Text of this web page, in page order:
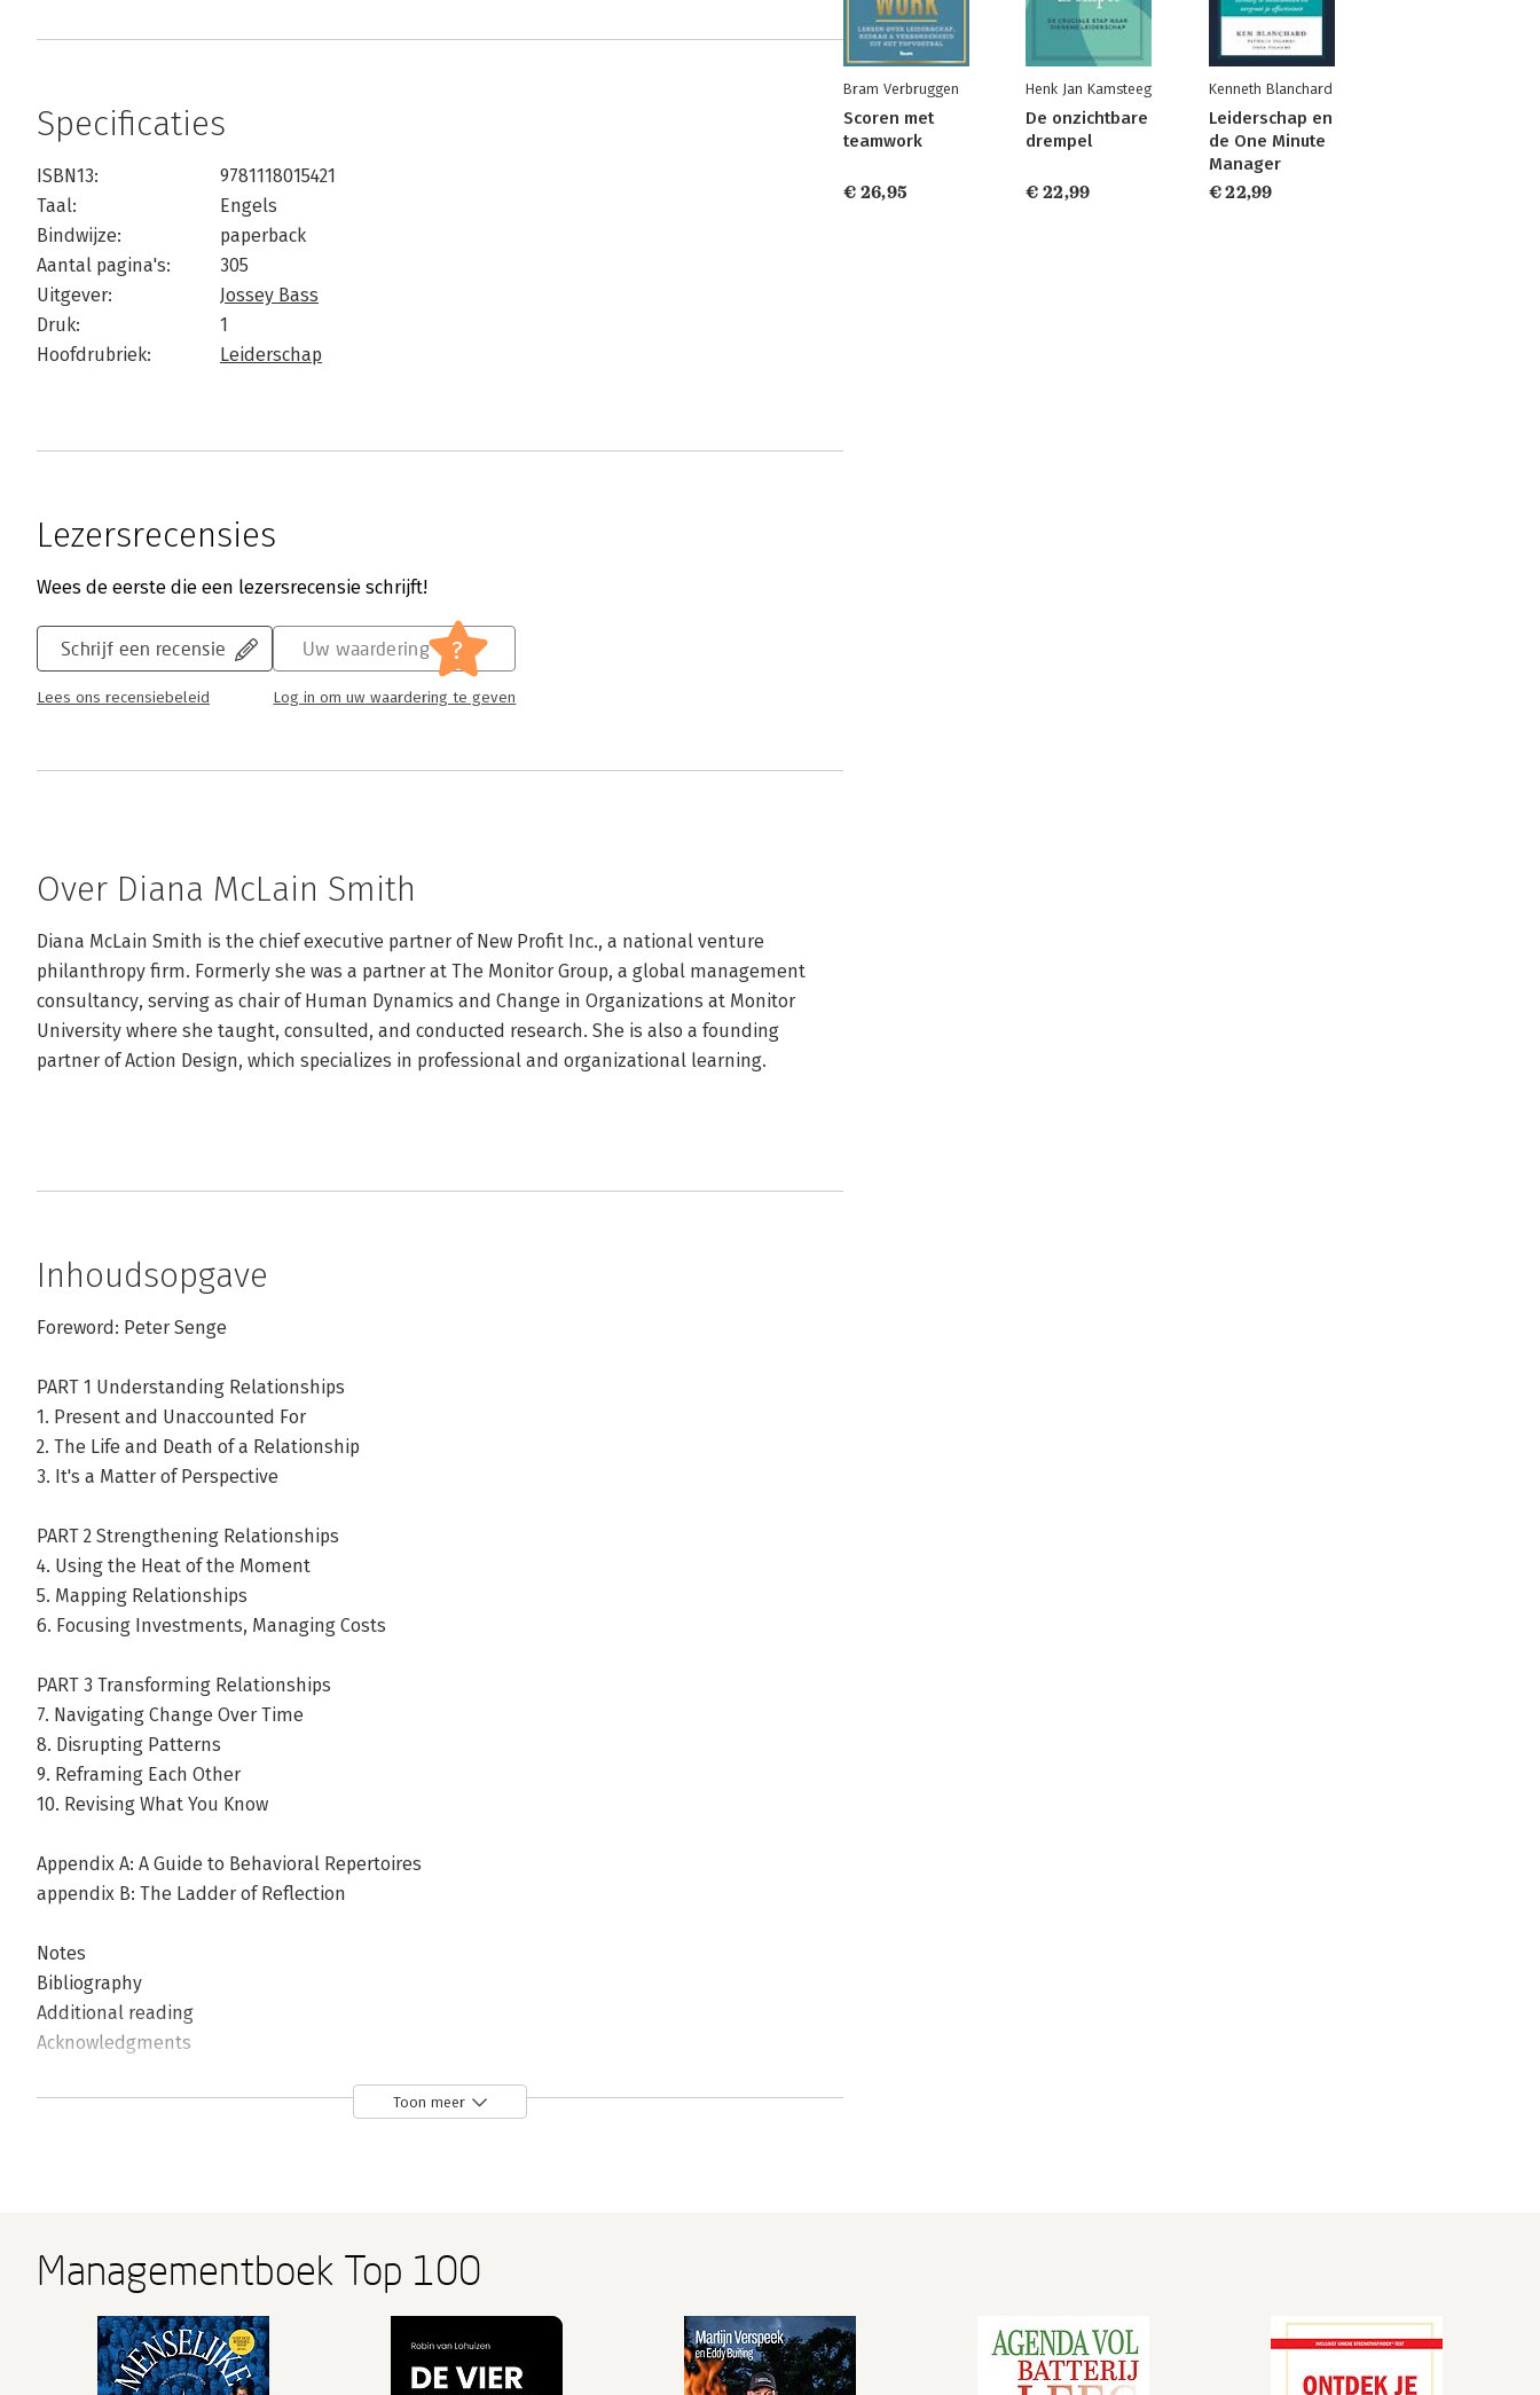
Specificaties
ISBN13:
9781118015421
Taal:
Engels
Bindwijze:
paperback
Aantal pagina's:
305
Uitgever:
Jossey Bass
Druk:
1
Hoofdrubriek:
Leiderschap
Lezersrecensies
Wees de eerste die een lezersrecensie schrijft!
Schrijf een recensie
Lees ons recensiebeleid
Uw waardering ?
Log in om uw waardering te geven
Over Diana McLain Smith
Diana McLain Smith is the chief executive partner of New Profit Inc., a national venture
philanthropy firm. Formerly she was a partner at The Monitor Group, a global management
consultancy, serving as chair of Human Dynamics and Change in Organizations at Monitor
University where she taught, consulted, and conducted research. She is also a founding
partner of Action Design, which specializes in professional and organizational learning.
Inhoudsopgave
Foreword: Peter Senge
PART 1 Understanding Relationships
1. Present and Unaccounted For
2. The Life and Death of a Relationship
3. It's a Matter of Perspective
PART 2 Strengthening Relationships
4. Using the Heat of the Moment
5. Mapping Relationships
6. Focusing Investments, Managing Costs
PART 3 Transforming Relationships
7. Navigating Change Over Time
8. Disrupting Patterns
9. Reframing Each Other
10. Revising What You Know
Appendix A: A Guide to Behavioral Repertoires
appendix B: The Ladder of Reflection
Notes
Bibliography
Additional reading
Acknowledgments
Toon meer
Bram Verbruggen
Scoren met
teamwork
€ 26,95
Henk Jan Kamsteeg
De onzichtbare
drempel
€ 22,99
Kenneth Blanchard
Leiderschap en
de One Minute
Manager
€ 22,99
Managementboek Top 100